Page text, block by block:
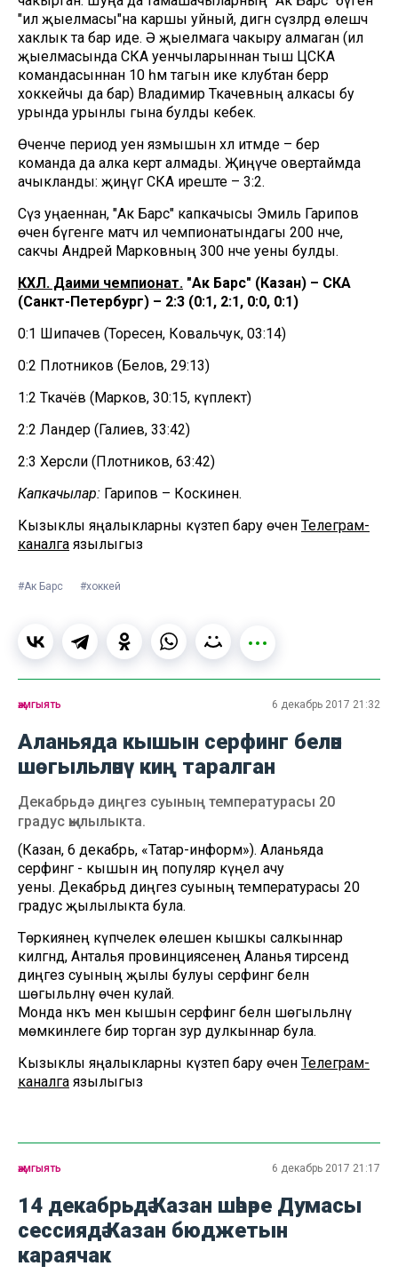
"ил җыелмасы"на каршы уйный, дигән сүзләрдә өлешчә
хаклык та бар иде. Ə җыелмага чакыру алмаган (ил
җыелмасында СКА уенчыларыннан тыш ЦСКА
командасыннан 10 һәм тагын ике клубтан берәр
хоккейчы да бар) Владимир Ткачевның алкасы бу
урында урынлы гына булды кебек.
Өченче период уен язмышын хәл итмәде – бер
команда да алка кертә алмады. Җиңүче овертаймда
ачыкланды: җиңүгә СКА иреште – 3:2.
Сүз уңаеннан, "Ак Барс" капкачысы Эмиль Гарипов
өчен бүгенге матч ил чемпионатындагы 200 нче, ә
сакчы Андрей Марковның 300 нче уены булды.
КХЛ. Даими чемпионат. "Ак Барс" (Казан) – СКА
(Санкт-Петербург) – 2:3 (0:1, 2:1, 0:0, 0:1)
0:1 Шипачев (Торесен, Ковальчук, 03:14)
0:2 Плотников (Белов, 29:13)
1:2 Ткачёв (Марков, 30:15, күплектә)
2:2 Ландер (Галиев, 33:42)
2:3 Херсли (Плотников, 63:42)
Капкачылар: Гарипов – Коскинен.
Кызыклы яңалыкларны күзәтеп бару өчен Телеграм-
каналга язылыгыз
#Ак Барс #хоккей
җәмгыять 6 декабрь 2017 21:32
Аланьяда кышын серфинг белән
шөгыльләнү киң таралган
Декабрьдә диңгез суының температурасы 20
градус җылылыкта.
(Казан, 6 декабрь, «Татар-информ»). Аланьяда
серфинг - кышын иң популяр күңел ачу
уены. Декабрьдә диңгез суының температурасы 20
градус җылылыкта була.
Төркиянең күпчелек өлешенә кышкы салкыннар
килгәндә, Анталья провинциясенең Аланья тирәсендә
диңгез суының җылы булуы серфинг белән
шөгыльләнү өчен кулай.
Монда нәкъ менә кышын серфинг белән шөгыльләнү
мөмкинлеге бирә торган зур дулкыннар була.
Кызыклы яңалыкларны күзәтеп бару өчен Телеграм-
каналга язылыгыз
җәмгыять 6 декабрь 2017 21:17
14 декабрьдә Казан шәһәре Думасы
сессиядә Казан бюджетын
караячак